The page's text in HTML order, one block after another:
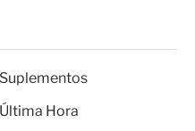
Suplementos
Última Hora